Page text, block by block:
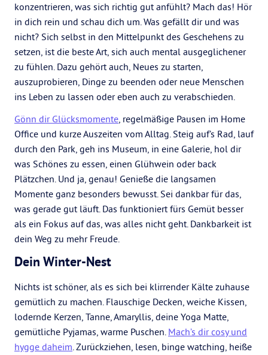
konzentrieren, was sich richtig gut anfühlt? Mach das! Hör
in dich rein und schau dich um. Was gefällt dir und was
nicht? Sich selbst in den Mittelpunkt des Geschehens zu
setzen, ist die beste Art, sich auch mental ausgeglichener
zu fühlen. Dazu gehört auch, Neues zu starten,
auszuprobieren, Dinge zu beenden oder neue Menschen
ins Leben zu lassen oder eben auch zu verabschieden.
Gönn dir Glücksmomente, regelmäßige Pausen im Home
Office und kurze Auszeiten vom Alltag. Steig auf’s Rad, lauf
durch den Park, geh ins Museum, in eine Galerie, hol dir
was Schönes zu essen, einen Glühwein oder back
Plätzchen. Und ja, genau! Genieße die langsamen
Momente ganz besonders bewusst. Sei dankbar für das,
was gerade gut läuft. Das funktioniert fürs Gemüt besser
als ein Fokus auf das, was alles nicht geht. Dankbarkeit ist
dein Weg zu mehr Freude.
Dein Winter-Nest
Nichts ist schöner, als es sich bei klirrender Kälte zuhause
gemütlich zu machen. Flauschige Decken, weiche Kissen,
lodernde Kerzen, Tanne, Amaryllis, deine Yoga Matte,
gemütliche Pyjamas, warme Puschen. Mach’s dir cosy und
hygge daheim. Zurückziehen, lesen, binge watching, heiße